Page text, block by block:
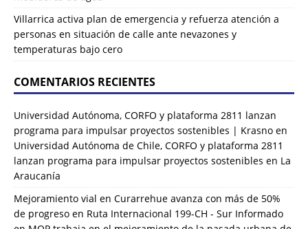
Villarrica activa plan de emergencia y refuerza atención a
personas en situación de calle ante nevazones y
temperaturas bajo cero
COMENTARIOS RECIENTES
Universidad Autónoma, CORFO y plataforma 2811 lanzan
programa para impulsar proyectos sostenibles | Krasno en
Universidad Autónoma de Chile, CORFO y plataforma 2811
lanzan programa para impulsar proyectos sostenibles en La
Araucanía
Mejoramiento vial en Curarrehue avanza con más de 50%
de progreso en Ruta Internacional 199-CH - Sur Informado